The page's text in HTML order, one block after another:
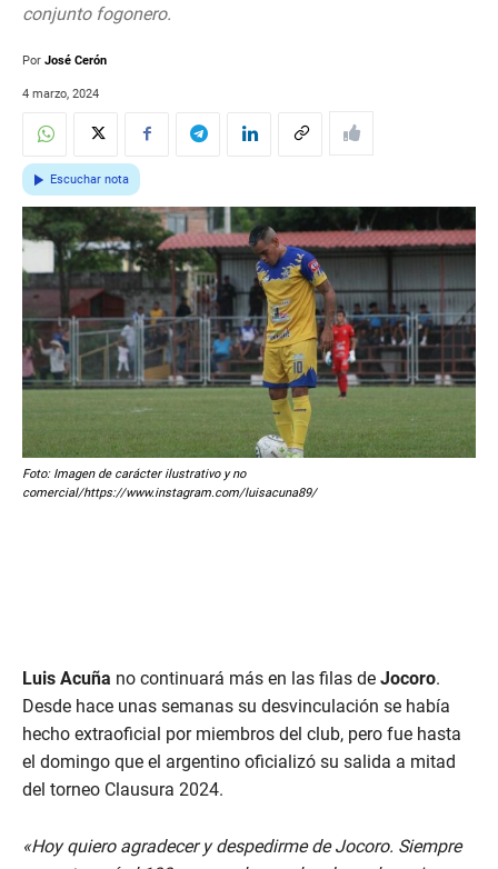
conjunto fogonero.
Por José Cerón
4 marzo, 2024
Escuchar nota
Foto: Imagen de carácter ilustrativo y no
comercial/https://www.instagram.com/luisacuna89/
Luis Acuña no continuará más en las filas de Jocoro.
Desde hace unas semanas su desvinculación se había
hecho extraoficial por miembros del club, pero fue hasta
el domingo que el argentino oficializó su salida a mitad
del torneo Clausura 2024.
«Hoy quiero agradecer y despedirme de Jocoro. Siempre